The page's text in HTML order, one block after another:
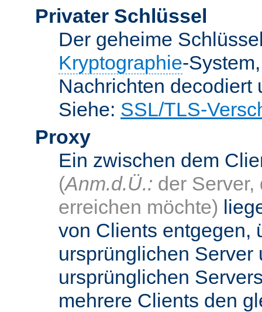
Privater Schlüssel
Der geheime
Kryptographie-
Nachrichten decodiert
Siehe: SSL/TLS-
Proxy
Ein zwischen dem
(Anm.d.Ü.: der
erreichen möchte)
von Clients entgegen,
ursprünglichen Server
ursprünglichen
mehrere Clients den